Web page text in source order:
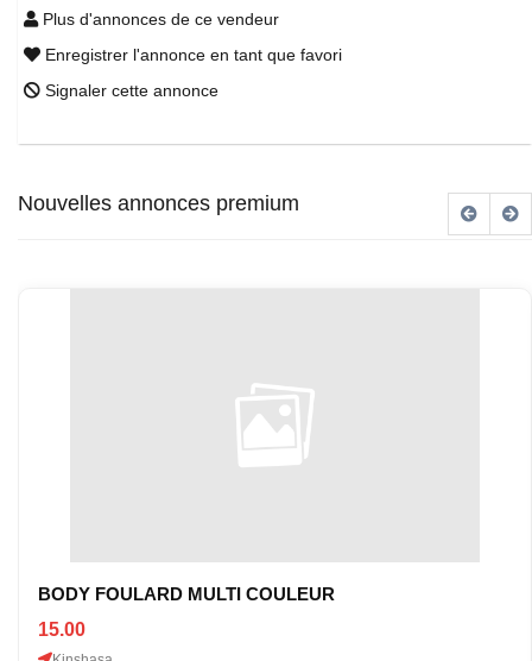
Plus d'annonces de ce vendeur
Enregistrer l'annonce en tant que favori
Signaler cette annonce
Nouvelles annonces premium
BODY FOULARD MULTI COULEUR
15.00